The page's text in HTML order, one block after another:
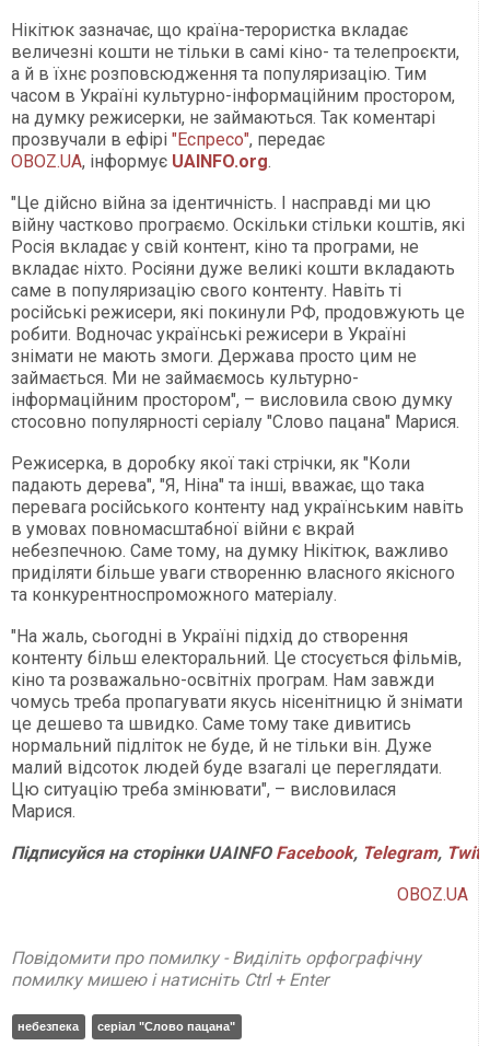
Нікітюк зазначає, що країна-терористка вкладає
величезні кошти не тільки в самі кіно- та телепроєкти,
а й в їхнє розповсюдження та популяризацію. Тим
часом в Україні культурно-інформаційним простором,
на думку режисерки, не займаються. Так коментарі
прозвучали в ефірі "Еспресо", передає
OBOZ.UA, інформує UAINFO.org.
"Це дійсно війна за ідентичність. І насправді ми цю
війну частково програємо. Оскільки стільки коштів, які
Росія вкладає у свій контент, кіно та програми, не
вкладає ніхто. Росіяни дуже великі кошти вкладають
саме в популяризацію свого контенту. Навіть ті
російські режисери, які покинули РФ, продовжують це
робити. Водночас українські режисери в Україні
знімати не мають змоги. Держава просто цим не
займається. Ми не займаємось культурно-
інформаційним простором", – висловила свою думку
стосовно популярності серіалу "Слово пацана" Марися.
Режисерка, в доробку якої такі стрічки, як "Коли
падають дерева", "Я, Ніна" та інші, вважає, що така
перевага російського контенту над українським навіть
в умовах повномасштабної війни є вкрай
небезпечною. Саме тому, на думку Нікітюк, важливо
приділяти більше уваги створенню власного якісного
та конкурентноспроможного матеріалу.
"На жаль, сьогодні в Україні підхід до створення
контенту більш електоральний. Це стосується фільмів,
кіно та розважально-освітніх програм. Нам завжди
чомусь треба пропагувати якусь нісенітницю й знімати
це дешево та швидко. Саме тому таке дивитись
нормальний підліток не буде, й не тільки він. Дуже
малий відсоток людей буде взагалі це переглядати.
Цю ситуацію треба змінювати", – висловилася
Марися.
Підписуйся на сторінки UAINFO Facebook, Telegram,
OBOZ.UA
Повідомити про помилку - Виділіть орфографічну
помилку мишею і натисніть Ctrl + Enter
небезпека серіал "Слово пацана"